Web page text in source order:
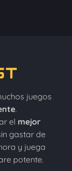
juegos
.
el mejor
gastar de
y juega
potente.